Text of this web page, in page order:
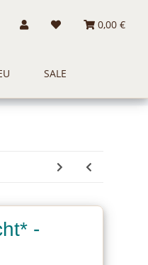
0,00 €
SALE
-